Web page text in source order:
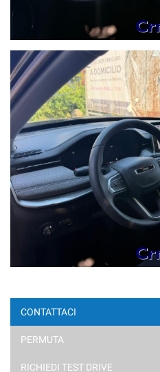
CONTATTACI
PERMUTA
RICHIEDI TEST DRIVE